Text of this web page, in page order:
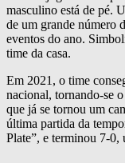
masculino está de pé.
de um grande número
eventos do ano.
time da casa.
Em 2021, o time
nacional, tornando-se
que já se tornou um
última partida da
Plate”, e terminou 7-0,